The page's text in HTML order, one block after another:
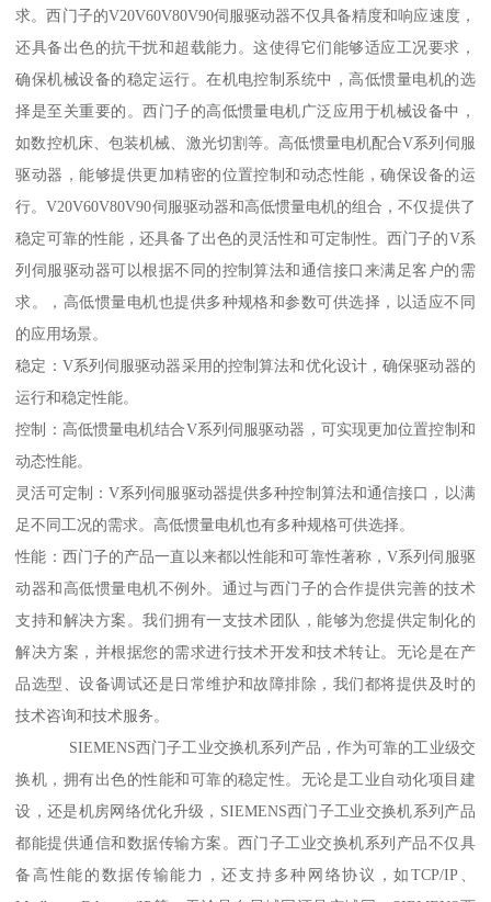
求。西门子的V20V60V80V90伺服驱动器不仅具备精度和响应速度，
还具备出色的抗干扰和超载能力。这使得它们能够适应工况要求，
确保机械设备的稳定运行。在机电控制系统中，高低惯量电机的选
择是至关重要的。西门子的高低惯量电机广泛应用于机械设备中，
如数控机床、包装机械、激光切割等。高低惯量电机配合V系列伺服
驱动器，能够提供更加精密的位置控制和动态性能，确保设备的运
行。V20V60V80V90伺服驱动器和高低惯量电机的组合，不仅提供了
稳定可靠的性能，还具备了出色的灵活性和可定制性。西门子的V系
列伺服驱动器可以根据不同的控制算法和通信接口来满足客户的需
求。，高低惯量电机也提供多种规格和参数可供选择，以适应不同
的应用场景。
稳定：V系列伺服驱动器采用的控制算法和优化设计，确保驱动器的
运行和稳定性能。
控制：高低惯量电机结合V系列伺服驱动器，可实现更加位置控制和
动态性能。
灵活可定制：V系列伺服驱动器提供多种控制算法和通信接口，以满
足不同工况的需求。高低惯量电机也有多种规格可供选择。
性能：西门子的产品一直以来都以性能和可靠性著称，V系列伺服驱
动器和高低惯量电机不例外。通过与西门子的合作提供完善的技术
支持和解决方案。我们拥有一支技术团队，能够为您提供定制化的
解决方案，并根据您的需求进行技术开发和技术转让。无论是在产
品选型、设备调试还是日常维护和故障排除，我们都将提供及时的
技术咨询和技术服务。
SIEMENS西门子工业交换机系列产品，作为可靠的工业级交
换机，拥有出色的性能和可靠的稳定性。无论是工业自动化项目建
设，还是机房网络优化升级，SIEMENS西门子工业交换机系列产品
都能提供通信和数据传输方案。西门子工业交换机系列产品不仅具
备高性能的数据传输能力，还支持多种网络协议，如TCP/IP、